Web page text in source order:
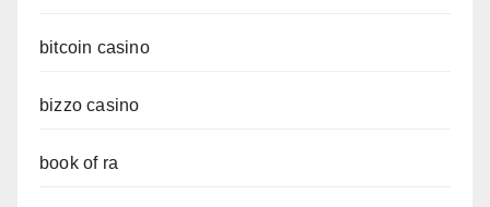
bitcoin casino
bizzo casino
book of ra